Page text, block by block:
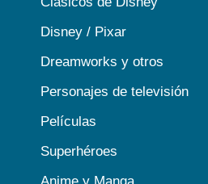
Disney / Pixar
Dreamworks y otros
Personajes de televisión
Películas
Superhéroes